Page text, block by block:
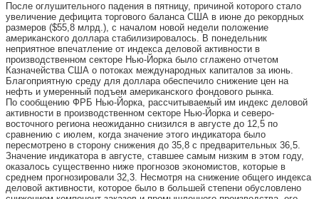
После оглушительного падения в пятницу, причиной которого стало
увеличение дефицита торгового баланса США в июне до рекордных
размеров ($55,8 млрд.), с началом новой недели положение
американского доллара стабилизировалось. В понедельник
неприятное впечатление от индекса деловой активности в
производственном секторе Нью-Йорка было сглажено отчетом
Казначейства США о потоках международных капиталов за июнь.
Благоприятную среду для доллара обеспечило снижение цен на
нефть и умеренный подъем американского фондового рынка.
По сообщению ФРБ Нью-Йорка, рассчитываемый им индекс деловой
активности в производственном секторе Нью-Йорка и северо-
восточного региона неожиданно снизился в августе до 12,5 по
сравнению с июлем, когда значение этого индикатора было
пересмотрено в сторону снижения до 35,8 с предварительных 36,5.
Значение индикатора в августе, ставшее самым низким в этом году,
оказалось существенно ниже прогнозов экономистов, которые в
среднем прогнозировали 32,3. Несмотря на снижение общего индекса
деловой активности, которое было в большей степени обусловлено